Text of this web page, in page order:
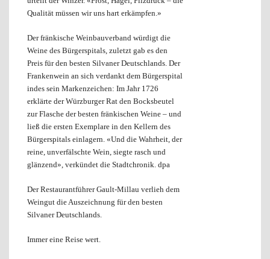
Qualität müssen wir uns hart erkämpfen.»
Der fränkische Weinbauverband würdigt die
Weine des Bürgerspitals, zuletzt gab es den
Preis für den besten Silvaner Deutschlands. Der
Frankenwein an sich verdankt dem Bürgerspital
indes sein Markenzeichen: Im Jahr 1726
erklärte der Würzburger Rat den Bocksbeutel
zur Flasche der besten fränkischen Weine – und
ließ die ersten Exemplare in den Kellern des
Bürgerspitals einlagern. «Und die Wahrheit, der
reine, unverfälschte Wein, siegte rasch und
glänzend», verkündet die Stadtchronik. dpa
Der Restaurantführer Gault-Millau verlieh dem
Weingut die Auszeichnung für den besten
Silvaner Deutschlands.
Immer eine Reise wert.